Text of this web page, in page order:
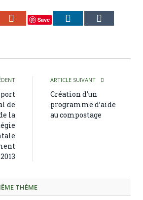
Google+
Save LinkedIn
de
la
ARTICLE SUIVANT
Création d’un
programme d’aide
au compostage
THÈME